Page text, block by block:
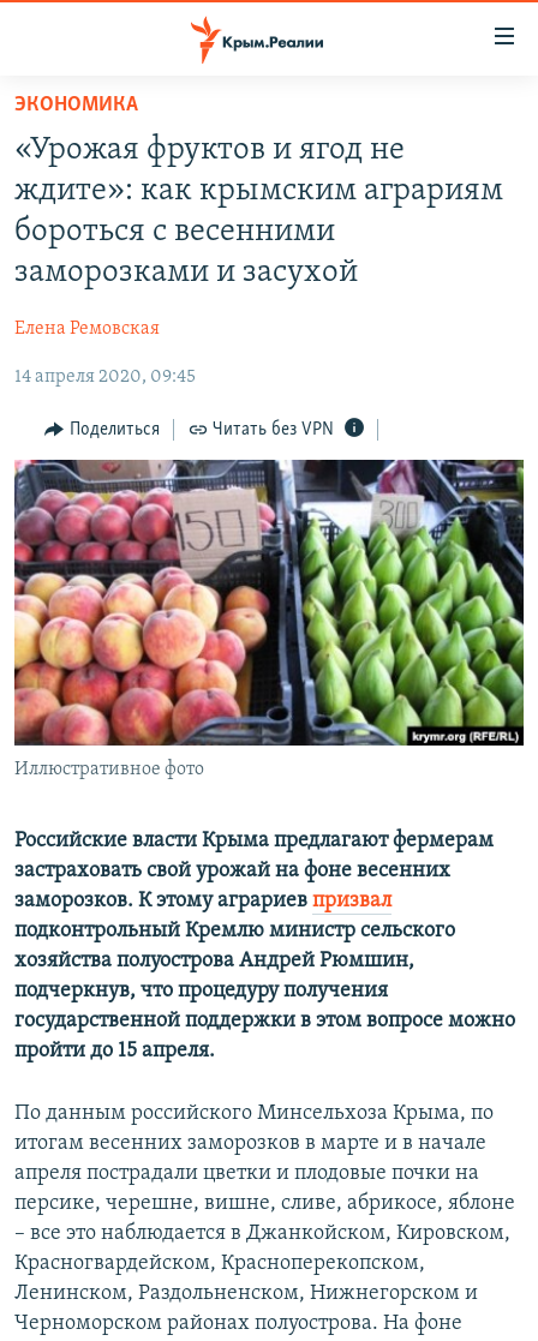
Вернуться
основному
содержанию
Вернутся
главной
Вернутся
СПЕЦПРОЕКТЫ
ВОДА
ИНФОГРАФИКА
ТЕЛЕПРОЕКТ КРЫМ.РЕАЛИИ
СОВЕТЫ ПРАВОЗАЩИТНИКОВ
ПРОПАВШИЕ БЕЗ ВЕСТИ
ПОБЕДИТЕЛЕЙ НЕ СУДЯТ?
КРЫМ.НЕПОКОРЕННЫЙ
ELIFBE
УКРАИНСКАЯ ПРОБЛЕМА КРЫМА
КАК ОБОЙТИ БЛОКИРОВКУ
Qırımtatar
ПРИСОЕДИНЯЙТЕСЬ!
Все сайты RFE/RL
ЭКОНОМИКА
«Урожая фруктов и ягод не
ждите»: как крымским аграриям
бороться с весенними
заморозками и засухой
Елена Ремовская
14 апреля 2020, 09:45
Поделиться Читать без VPN
Иллюстративное фото
Российские власти Крыма предлагают фермерам
застраховать свой урожай на фоне весенних
заморозков. К этому аграриев призвал
подконтрольный Кремлю министр сельского
хозяйства полуострова Андрей Рюмшин,
подчеркнув, что процедуру получения
государственной поддержки в этом вопросе можно
пройти до 15 апреля.
По данным российского Минсельхоза Крыма, по
итогам весенних заморозков в марте и в начале
апреля пострадали цветки и плодовые почки на
персике, черешне, вишне, сливе, абрикосе, яблоне
– все это наблюдается в Джанкойском, Кировском,
Красногвардейском, Красноперекопском,
Ленинском, Раздольненском, Нижнегорском и
Черноморском районах полуострова. На фоне